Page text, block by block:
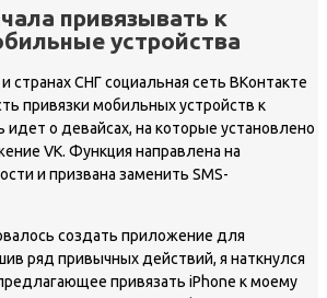
привязывать к
устройства
странах СНГ социальная сеть ВКонтакте
привязки мобильных устройств к
идет о девайсах, на которые установлено
VK. Функция направлена на
и призвана заменить SMS-
создать приложение для
ряд привычных действий, я наткнулся
привязать iPhone к моему